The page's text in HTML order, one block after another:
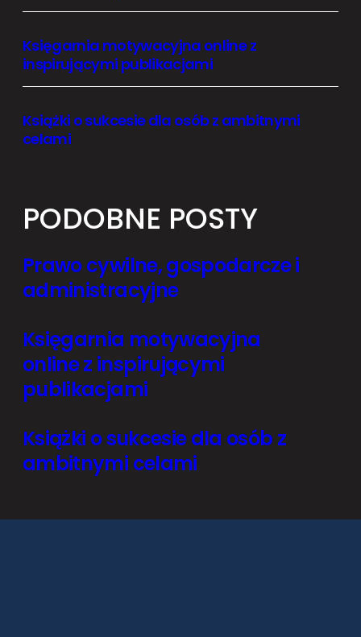
Księgarnia motywacyjna online z
inspirującymi publikacjami
Książki o sukcesie dla osób z ambitnymi
celami
PODOBNE POSTY
Prawo cywilne, gospodarcze i
administracyjne
Księgarnia motywacyjna
online z inspirującymi
publikacjami
Książki o sukcesie dla osób z
ambitnymi celami